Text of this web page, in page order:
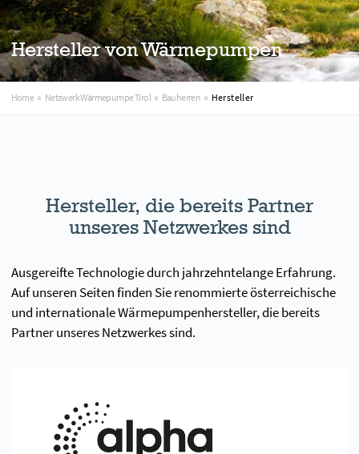
Hersteller von Wärmepumpen
Home Netzwerk Wärmepumpe Tirol Bauherren Hersteller
Hersteller, die bereits Partner
unseres Netzwerkes sind
Ausgereifte Technologie durch jahrzehntelange Erfahrung.
Auf unseren Seiten finden Sie renommierte österreichische
und internationale Wärmepumpenhersteller, die bereits
Partner unseres Netzwerkes sind.